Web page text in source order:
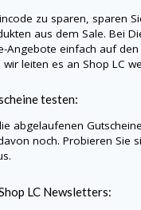
zu sparen, sparen
aus dem Sale. Bei
Angebote einfach auf den
leiten es an Shop LC
testen:
abgelaufenen
noch. Probieren Sie
LC Newsletters: